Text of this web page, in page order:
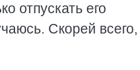
отпускать его
Скорей всего,